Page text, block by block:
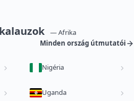
— Afrika
Minden ország útmutatói
Nigéria
Uganda